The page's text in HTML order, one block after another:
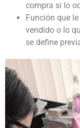
compra si lo
Función que
vendido o lo
se define